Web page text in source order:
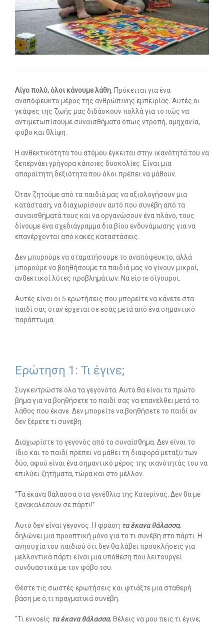
-- Εργοθεραπεία
-- Λογοθεραπεία
-- Ειδική Αγωγή
-- Παιδοψυχίατρος
-- Πρώιμη Παρέμβαση
-- Οργάνωση Μελέτης
-- Παρέμβαση σε Ενήλικες
Άρθρα
-- Εργοθεραπεία
-- Λογοθεραπεία
-- Συμβουλευτική
-- Ειδική Αγωγή
-- Διαταραχές
Δωρεάν Υλικό
-- Τεστ Ανίχνευσης
Επικοινωνία
Search
SEARCH BUTTON
Λίγο πολύ, όλοι κάνουμε λάθη.Πρόκειται για ένα
αναπόφευκτο μέρος της ανθρώπινης εμπειρίας. Αυτές οι
γκάφες της ζωής μας διδάσκουν πολλά για το πώς να
αντιμετωπίσουμε συναισθήματα όπως ντροπή, αμηχανία,
φόβο και θλίψη.
Η ανθεκτικότητα του ατόμου έγκειται στην ικανότητά του να
ξεπερνάει γρήγορα κάποιες δυσκολίες. Είναι μια
απαραίτητη δεξιότητα που όλοι πρέπει να μάθουν.
Όταν ζητούμε από τα παιδιά μας να αξιολογήσουν μια
κατάσταση, να διαχωρίσουν αυτό που συνέβη από τα
συναισθήματά τους και να οργανώσουν ένα πλάνο, τους
δίνουμε ένα σχεδιάγραμμα δια βίου ενδυνάμωσης για να
επανέρχονται από κακές καταστάσεις.
Δεν μπορούμε να σταματήσουμε το αναπόφευκτο, αλλά
μπορούμε να βοηθήσουμε τα παιδιά μας να γίνουν μικροί,
ανθεκτικοί λύτες προβλημάτων. Να είστε σίγουροι.
Αυτές είναι οι 5 ερωτήσεις που μπορείτε να κάνετε στα
παιδί σας όταν έρχεται σε εσάς μετά από ένα σημαντικό
παράπτωμα.
Ερώτηση 1: Τι έγινε;
Συγκεντρώστε όλα τα γεγονότα. Αυτό θα είναι το πρώτο
βήμα για να βοηθήσετε το παιδί σας να επανέλθει μετά το
λάθος που έκανε. Δεν μπορείτε να βοηθήσετε το παιδί αν
δεν ξέρετε τι συνέβη.
Διαχωρίστε το γεγονός από το συναίσθημα. Δεν είναι το
ίδιο και το παιδί πρέπει να μάθει τη διαφορά μεταξύ των
δύο, αφού είναι ένα σημαντικό μέρος της ικανότητάς του να
επιλύει ζητήματα, τώρα και στο μέλλον.
“Τα έκανα θάλασσα στα γενέθλια της Κατερίνας. Δεν θα με
ξανακαλέσουν σε πάρτι!”
Αυτό δεν είναι γεγονός. Η φράση τα έκανα θάλασσα,
δηλώνει μια προοπτική μόνο για το τι συνέβη στο πάρτι. Η
ανησυχία του παιδιού ότι δεν θα λάβει προσκλήσεις για
μελλοντικά πάρτι είναι μια υπόθεση που λειτουργεί
συνδυαστικά με τον φόβο του.
Θέστε τις σωστές ερωτήσεις και φτιάξτε μια σταθερή
βάση με ό,τι πραγματικά συνέβη.
“Τι εννοείς τα έκανα θάλασσα; Θέλεις να μου πεις τι έγινε;